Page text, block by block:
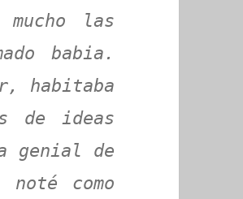
las
babia.
habitaba
de ideas
genial de
como